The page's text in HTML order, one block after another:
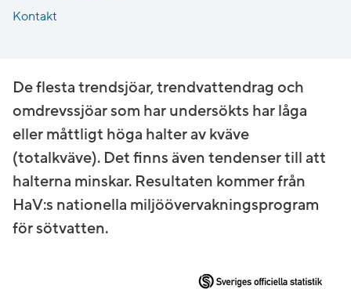
Kontakt
De flesta trendsjöar, trendvattendrag och
omdrevssjöar som har undersökts har låga
eller måttligt höga halter av kväve
(totalkväve). Det finns även tendenser till att
halterna minskar. Resultaten kommer från
HaV:s nationella miljöövervakningsprogram
för sötvatten.